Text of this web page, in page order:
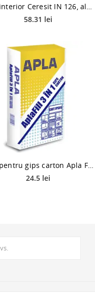
58.31 lei
24.5 lei